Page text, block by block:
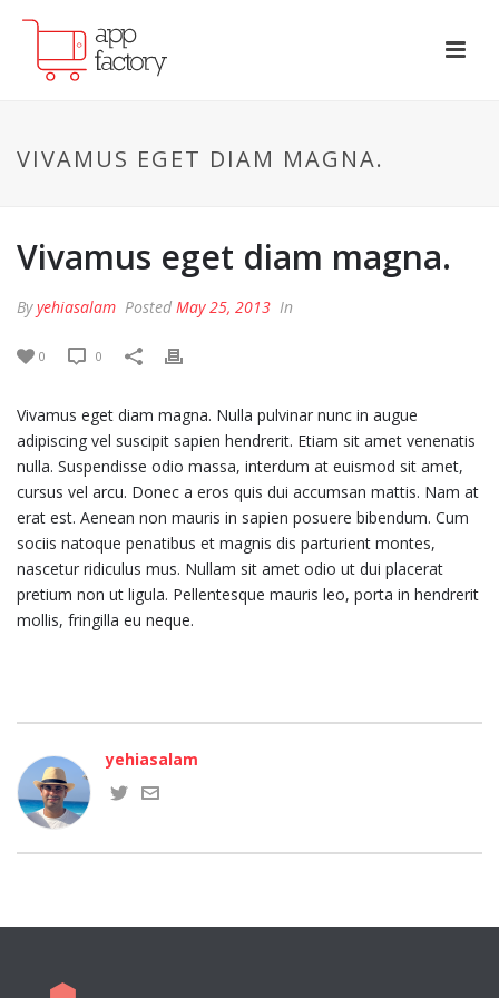
VIVAMUS EGET DIAM MAGNA.
Vivamus eget diam magna.
Byyehiasalam Posted May 25, 2013 In
0 0
Vivamus eget diam magna. Nulla pulvinar nunc in augue
adipiscing vel suscipit sapien hendrerit. Etiam sit amet venenatis
nulla. Suspendisse odio massa, interdum at euismod sit amet,
cursus vel arcu. Donec a eros quis dui accumsan mattis. Nam at
erat est. Aenean non mauris in sapien posuere bibendum. Cum
sociis natoque penatibus et magnis dis parturient montes,
nascetur ridiculus mus. Nullam sit amet odio ut dui placerat
pretium non ut ligula. Pellentesque mauris leo, porta in hendrerit
mollis, fringilla eu neque.
yehiasalam